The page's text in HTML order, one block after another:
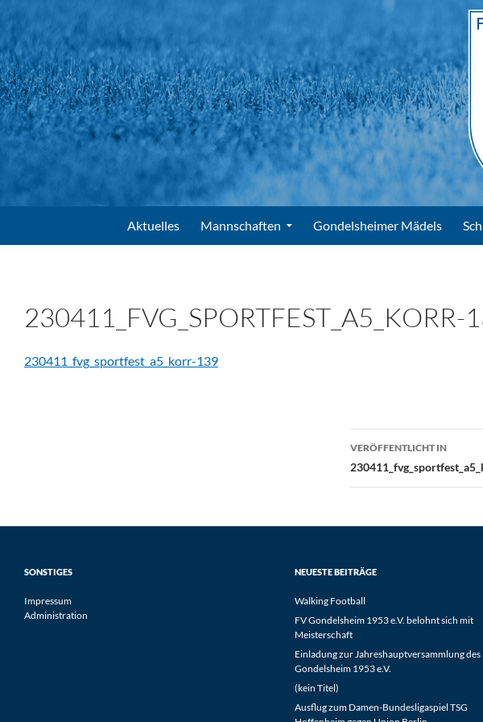
FV Gondelsheim e.V.Zum Inhalt springen
Aktuelles Mannschaften Gondelsheimer Mädels
230411_FVG_SPORTFEST_A5_KORR-
230411_fvg_sportfest_a5_korr-139
VERÖFFENTLICHT IN
SONSTIGES
Impressum
Administration
NEUESTE BEITRÄGE
Walking Football
FV Gondelsheim 1953 e.V. belohnt sich mit
Meisterschaft
Einladung zur Jahreshauptversammlung des
Gondelsheim 1953 e.V.
(kein Titel)
Ausflug zum Damen-Bundesligaspiel TSG